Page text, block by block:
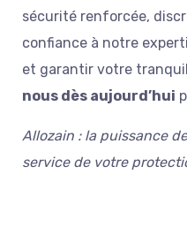
sécurité renforcée,
confiance à notre
et garantir votre
nous dès aujourd’hui
Allozain : la puissance
service de votre